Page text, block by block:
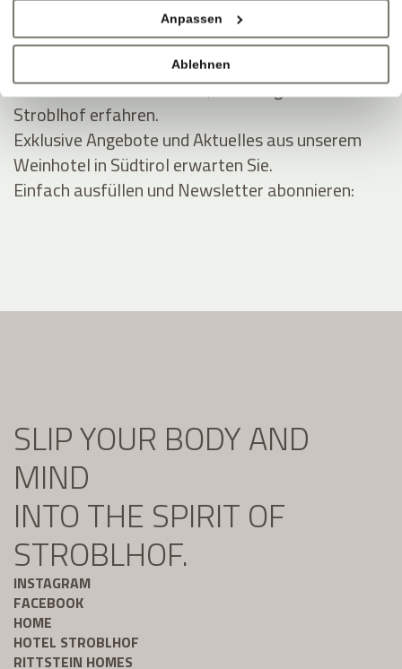
Anpassen
Ablehnen
JOIN THE COMMUNITY
Seien Sie unter den Ersten, die Neuigkeiten vom
Stroblhof erfahren.
Exklusive Angebote und Aktuelles aus unserem
Weinhotel in Südtirol erwarten Sie.
Einfach ausfüllen und Newsletter abonnieren:
SLIP YOUR BODY AND
MIND
INTO THE SPIRIT OF
STROBLHOF.
INSTAGRAM
FACEBOOK
HOME
HOTEL STROBLHOF
RITTSTEIN HOMES